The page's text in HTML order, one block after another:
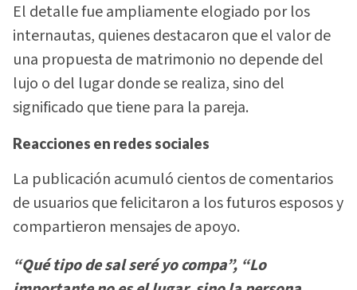
El detalle fue ampliamente elogiado por los
internautas, quienes destacaron que el valor de
una propuesta de matrimonio no depende del
lujo o del lugar donde se realiza, sino del
significado que tiene para la pareja.
Reacciones en redes sociales
La publicación acumuló cientos de comentarios
de usuarios que felicitaron a los futuros esposos y
compartieron mensajes de apoyo.
“Qué tipo de sal seré yo compa”, “Lo